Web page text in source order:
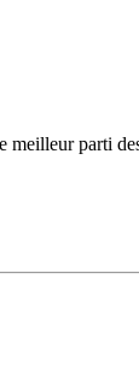
meilleur parti